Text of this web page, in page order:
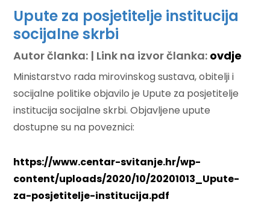
Upute za posjetitelje institucija
socijalne skrbi
Autor članka: | Link na izvor članka: ovdje
Ministarstvo rada mirovinskog sustava, obitelji i
socijalne politike objavilo je Upute za posjetitelje
institucija socijalne skrbi. Objavljene upute
dostupne su na poveznici:
https://www.centar-svitanje.hr/wp-
content/uploads/2020/10/20201013_Upute-
za-posjetitelje-institucija.pdf